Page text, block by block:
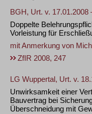
BGH, Urt. v. 17.01.2008
Doppelte
Vorleistung für
mit Anmerkung von
ZfIR 2008, 247
LG Wuppertal, Urt. v.
Unwirksamkeit einer
Bauvertrag bei
Überschneidung mit